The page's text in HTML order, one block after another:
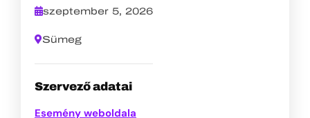
szeptember 5, 2026
Sümeg
Szervező adatai
Esemény weboldala